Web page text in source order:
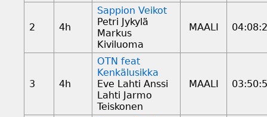
2 4h
Sappion Veikot
Petri Jykylä
Markus
Kiviluoma
MAALI
3 4h
OTN feat
Kenkälusikka
Eve Lahti Anssi
Lahti Jarmo
Teiskonen
MAALI